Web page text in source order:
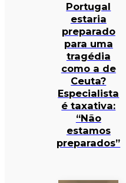
Portugal
estaria
preparado
para uma
tragédia
como a de
Ceuta?
Especialista
é taxativa:
“Não
estamos
preparados”